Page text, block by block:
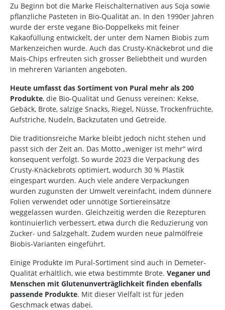
Zu Beginn bot die Marke Fleischalternativen aus Soja sowie
pflanzliche Pasteten in Bio-Qualität an. In den 1990er Jahren
wurde der erste vegane Bio-Doppelkeks mit feiner
Kakaofüllung entwickelt, der unter dem Namen Biobis zum
Markenzeichen wurde. Auch das Crusty-Knäckebrot und die
Mais-Chips erfreuten sich grosser Beliebtheit und wurden
in mehreren Varianten angeboten.
Heute umfasst das Sortiment von Pural mehr als 200
Produkte, die Bio-Qualität und Genuss vereinen: Kekse,
Gebäck, Brote, salzige Snacks, Riegel, Nüsse, Trockenfrüchte,
Aufstriche, Nudeln, Backzutaten und Getreide.
Die traditionsreiche Marke bleibt jedoch nicht stehen und
passt sich der Zeit an. Das Motto „weniger ist mehr“ wird
konsequent verfolgt. So wurde 2023 die Verpackung des
Crusty-Knäckebrots optimiert, wodurch 30 % Plastik
eingespart wurden. Auch viele andere Verpackungen
wurden zugunsten der Umwelt vereinfacht, indem dünnere
Folien verwendet oder unnötige Sortiereinsätze
weggelassen wurden. Gleichzeitig werden die Rezepturen
kontinuierlich verbessert, etwa durch die Reduzierung von
Zucker- und Salzgehalt. Zudem wurden neue palmölfreie
Biobis-Varianten eingeführt.
Einige Produkte im Pural-Sortiment sind auch in Demeter-
Qualität erhältlich, wie etwa bestimmte Brote. Veganer und
Menschen mit Glutenunverträglichkeit finden ebenfalls
passende Produkte. Mit dieser Vielfalt ist für jeden
Geschmack etwas dabei.